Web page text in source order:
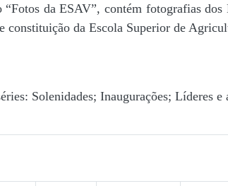
da ESAV”, contém fotografias
constituição da Escola Superior de
Solenidades; Inaugurações; Líderes